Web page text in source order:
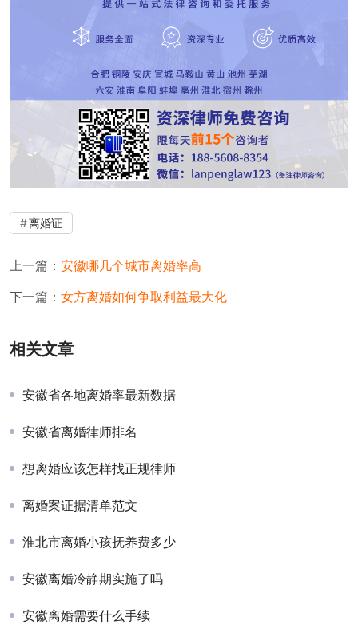
离婚证
上一篇： 安徽哪几个城市离婚率高
下一篇： 女方离婚如何争取利益最大化
相关文章
安徽省各地离婚率最新数据
安徽省离婚律师排名
想离婚应该怎样找正规律师
离婚案证据清单范文
淮北市离婚小孩抚养费多少
安徽离婚冷静期实施了吗
安徽离婚需要什么手续